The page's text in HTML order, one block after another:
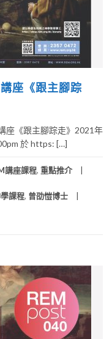
座《跟主腳踪
座《跟主腳踪走》2021年
於 https: […]
講座課程, 重點推介
課程, 曾劭愷博士